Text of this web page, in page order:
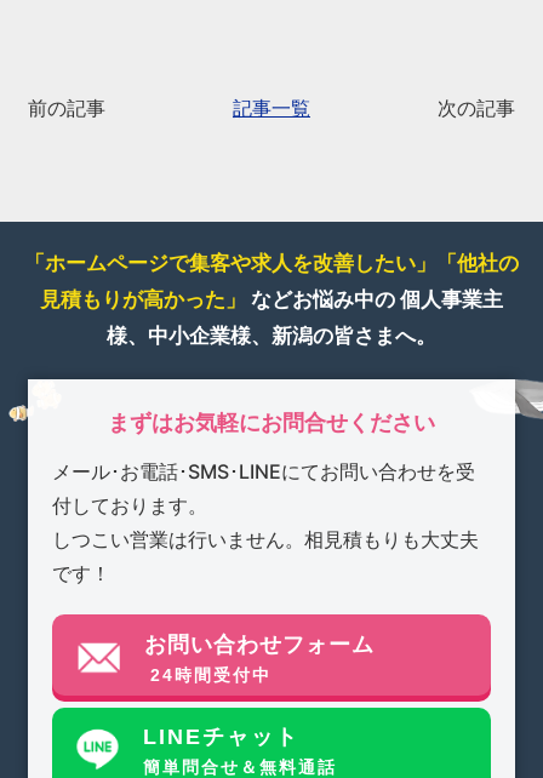
前の記事 記事一覧 次の記事
「ホームページで集客や求人を改善したい」
「他社の
見積もりが高かった」 などお悩み中の 個人事業主
様、中小企業様、新潟の皆さまへ。
まずはお気軽にお問合せください
メール･お電話･SMS･LINEにてお問い合わせを受
付しております。
しつこい営業は行いません。相見積もりも大丈夫
です！
お問い合わせフォーム
24時間受付中
LINEチャット
簡単問合せ＆無料通話